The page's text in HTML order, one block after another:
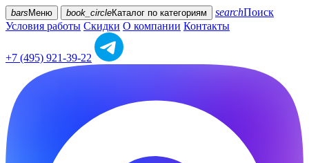
bars Меню book_circleКаталог по категориям searchПоиск
Условия работы Скидки О компании Контакты
+7 (495) 921-39-22